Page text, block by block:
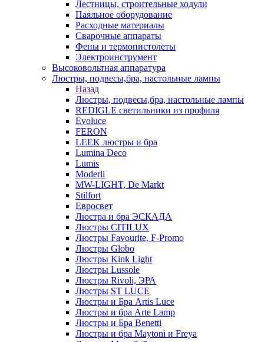
Лестницы, строительные ходули
Паяльное оборудование
Расходные материалы
Сварочные аппараты
Фены и термопистолеты
Электроинструмент
Высоковольтная аппаратура
Люстры, подвесы,бра, настольные лампы
Назад
Люстры, подвесы,бра, настольные лампы
REDIGLE светильники из профиля
Evoluce
FERON
LEEK люстры и бра
Lumina Deco
Lumis
Moderli
MW-LIGHT, De Markt
Stilfort
Евросвет
Люстра и бра ЭСКАДА
Люстры CITILUX
Люстры Favourite, F-Promo
Люстры Globo
Люстры Kink Light
Люстры Lussole
Люстры Rivoli, ЭРА
Люстры ST LUCE
Люстры и Бра Artis Luce
Люстры и бра Arte Lamp
Люстры и Бра Benetti
Люстры и бра Maytoni и Freya